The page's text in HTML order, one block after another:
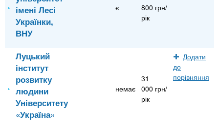
імені Лесі
Українки,
ВНУ
є
800 грн/
рік
Луцький
інститут
розвитку
людини
Університету
«Україна»
немає
31
000 грн/
рік
Додати
до
порівняння